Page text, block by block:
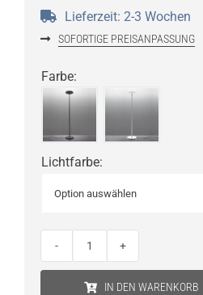
Lieferzeit: 2-3 Wochen
SOFORTIGE PREISANPASSUNG
Farbe:
Lichtfarbe:
IN DEN WARENKORB